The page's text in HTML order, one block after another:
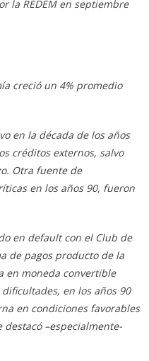
la REDEM en septiembre
creció un 4% promedio
en la década de los años
créditos externos, salvo
Otra fuente de
en los años 90, fueron
en default con el Club de
de pagos producto de la
en moneda convertible
en los años 90
en condiciones favorables
destacó –especialmente-